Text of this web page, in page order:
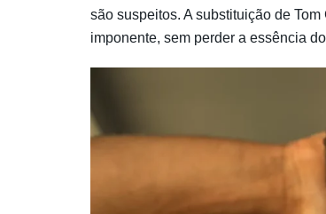
são suspeitos. A substituição de
imponente, sem perder a essência